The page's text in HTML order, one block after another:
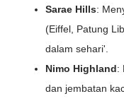
Sarae Hills:
(Eiffel, Patung
dalam sehari'.
Nimo Highland:
dan jembatan